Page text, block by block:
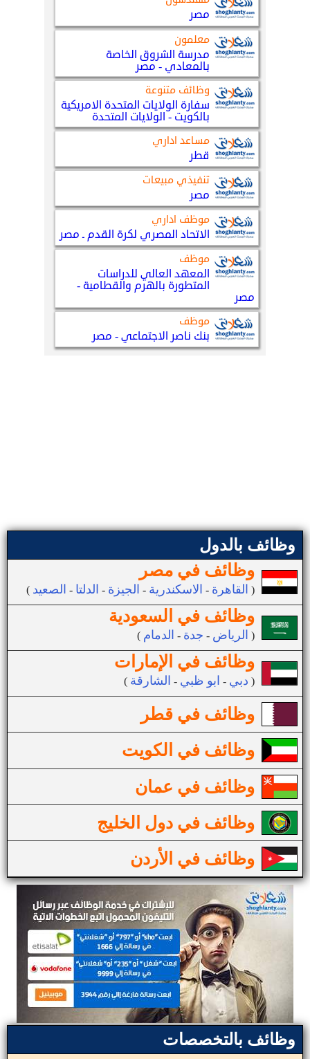
وظائف بالدول
وظائف في مصر
( القاهرة - الاسكندرية - الجيزة - الدلتا - الصعيد )
وظائف في السعودية
( الرياض - جدة - الدمام )
وظائف في الإمارات
( دبي - ابو ظبي - الشارقة )
وظائف في قطر
وظائف في الكويت
وظائف في عمان
وظائف في دول الخليج
وظائف في الأردن
وظائف بالتخصصات